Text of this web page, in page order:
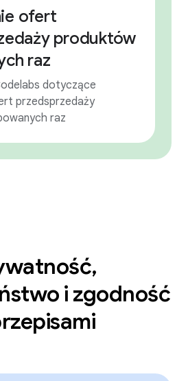
ofert
produktów
raz
dotyczące
przedsprzedaży
raz
i zgodność